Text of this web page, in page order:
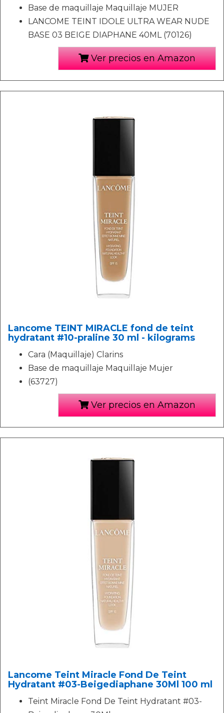
Base de maquillaje Maquillaje MUJER
LANCOME TEINT IDOLE ULTRA WEAR NUDE
BASE 03 BEIGE DIAPHANE 40ML (70126)
Ver precios en Amazon
Lancome TEINT MIRACLE fond de teint
hydratant #10-praline 30 ml - kilograms
Cara (Maquillaje) Clarins
Base de maquillaje Maquillaje Mujer
(63727)
Ver precios en Amazon
Lancome Teint Miracle Fond De Teint
Hydratant #03-Beigediaphane 30Ml 100 ml
Teint Miracle Fond De Teint Hydratant #03-